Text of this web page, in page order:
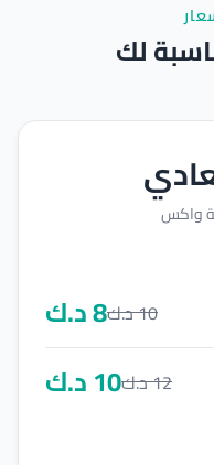
لك
واكس
10د.ك8د.ك
12د.ك10د.ك